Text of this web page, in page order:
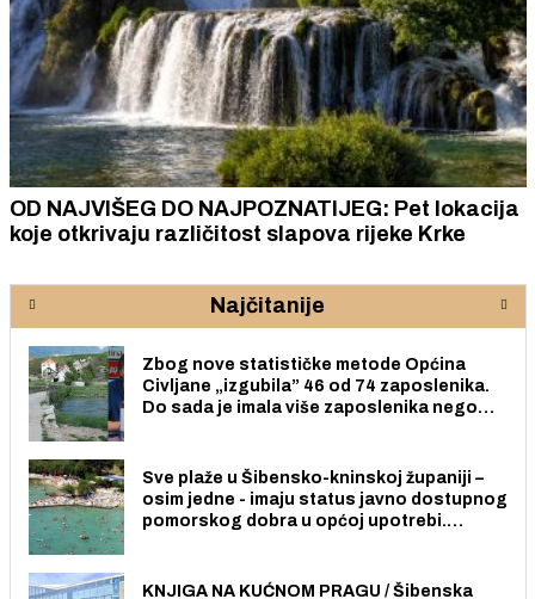
OD NAJVIŠEG DO NAJPOZNATIJEG: Pet lokacija
koje otkrivaju različitost slapova rijeke Krke
Najčitanije
Zbog nove statističke metode Općina
Civljane „izgubila” 46 od 74 zaposlenika.
Do sada je imala više zaposlenika nego
Sve plaže u Šibensko-kninskoj županiji –
osim jedne - imaju status javno dostupnog
pomorskog dobra u općoj upotrebi.
KNJIGA NA KUĆNOM PRAGU / Šibenska